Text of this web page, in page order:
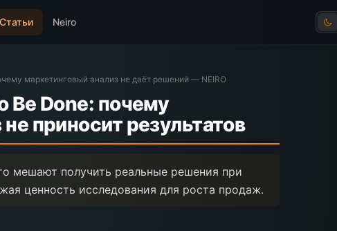
Статьи Neiro
маркетинговый анализ не даёт решений — NEIRO
Be Done: почему
приносит результатов
мешают получить реальные решения при
ценность исследования для роста продаж.